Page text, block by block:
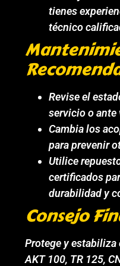
tienes
técnico
Revise el
servicio o ante
Cambia los
para prevenir
Utilice
certificados
durabilidad y
Consejo
Protege y estabiliza
AKT 100, TR 125,